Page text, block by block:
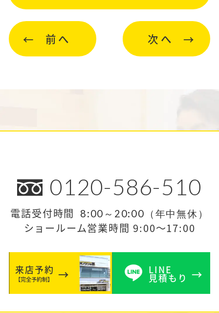
前へ 次へ
0120-586-510
電話受付時間 8:00～20:00（年中無休）
ショールーム営業時間 9:00～17:00
来店予約
【完全予約制】
LINE
見積もり